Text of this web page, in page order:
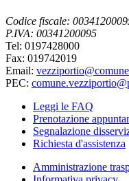
Codice fiscale:
P.IVA: 00341200095
Tel: 0197428000
Fax: 019742019
Email:
PEC:
Leggi le FAQ
Prenotazione
Segnalazione
Richiesta d'assistenza
Amministrazione